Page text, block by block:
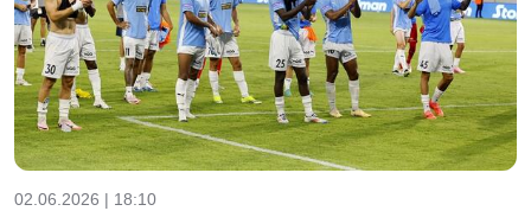
02.06.2026 | 18:10